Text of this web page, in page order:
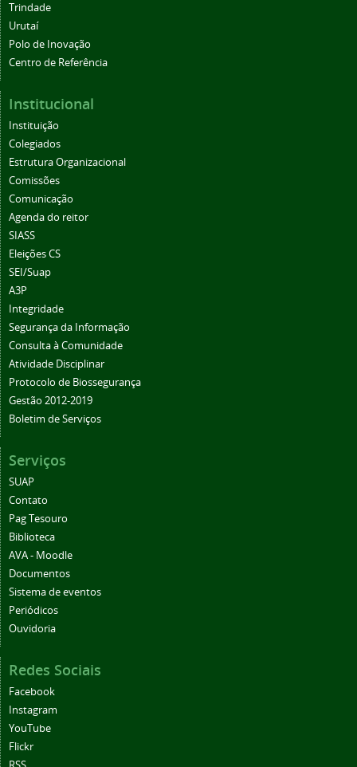
Trindade
Urutaí
Polo de Inovação
Centro de Referência
Institucional
Instituição
Colegiados
Estrutura Organizacional
Comissões
Comunicação
Agenda do reitor
SIASS
Eleições CS
SEI/Suap
A3P
Integridade
Segurança da Informação
Consulta à Comunidade
Atividade Disciplinar
Protocolo de Biossegurança
Gestão 2012-2019
Boletim de Serviços
Serviços
SUAP
Contato
Pag Tesouro
Biblioteca
AVA - Moodle
Documentos
Sistema de eventos
Periódicos
Ouvidoria
Redes Sociais
Facebook
Instagram
YouTube
Flickr